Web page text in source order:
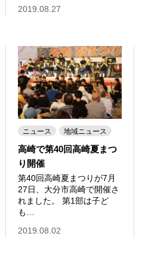
2019.08.27
ニュース 地域ニュース
高崎で第40回高崎夏まつ
り開催
第40回高崎夏まつりが7月
27日、大分市高崎で開催さ
れました。 第1部は子ど
も…
2019.08.02